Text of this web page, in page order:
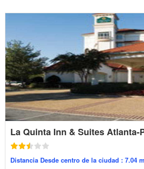
Distancia Desde centro de la ciudad : 7.04